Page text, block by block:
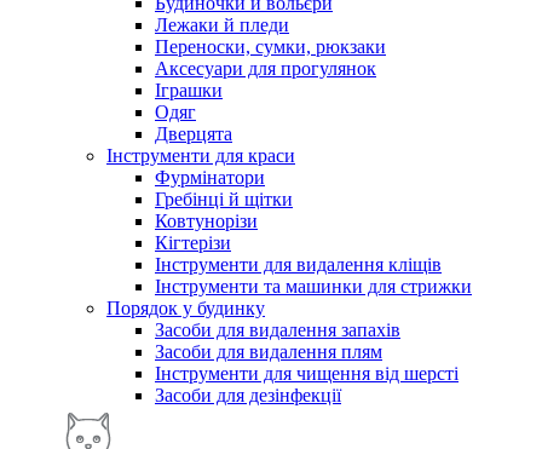
Лежаки й пледи
Переноски, сумки, рюкзаки
Аксесуари для прогулянок
Іграшки
Одяг
Дверцята
Інструменти для краси
Фурмінатори
Гребінці й щітки
Ковтунорізи
Кігтерізи
Інструменти для видалення кліщів
Інструменти та машинки для стрижки
Порядок у будинку
Засоби для видалення запахів
Засоби для видалення плям
Інструменти для чищення від шерсті
Засоби для дезінфекції